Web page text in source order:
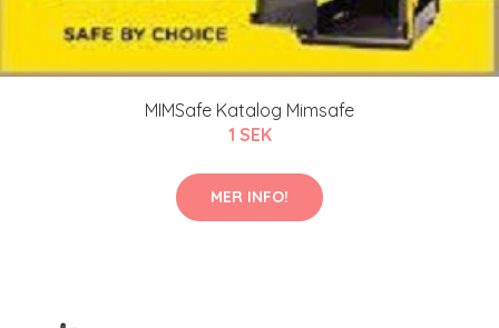
MIMSafe Katalog Mimsafe
1 SEK
MER INFO!